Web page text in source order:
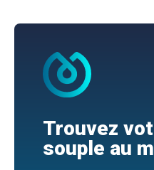
Trouvez
souple au